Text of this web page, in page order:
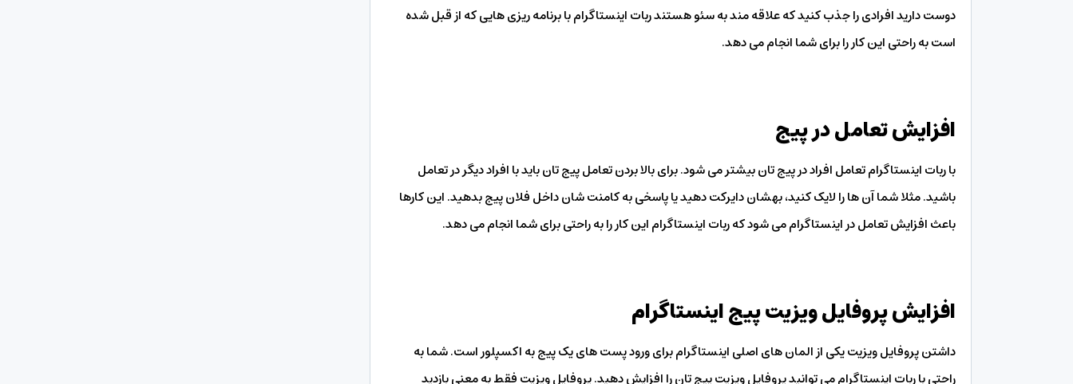
دوست دارید افرادی را جذب کنید که علاقه مند به سئو هستند ربات اینستاگرام با برنامه ریزی هایی که از قبل شده
است به راحتی این کار را برای شما انجام می دهد.
افزایش تعامل در پیج
با ربات اینستاگرام تعامل افراد در پیج تان بیشتر می شود. برای بالا بردن تعامل پیج تان باید با افراد دیگر در تعامل
باشید. مثلا شما آن ها را لایک کنید، بهشان دایرکت دهید یا پاسخی به کامنت شان داخل فلان پیج بدهید. این کارها
باعث افزایش تعامل در اینستاگرام می شود که ربات اینستاگرام این کار را به راحتی برای شما انجام می دهد.
افزایش پروفایل ویزیت پیج اینستاگرام
داشتن پروفایل ویزیت یکی از المان های اصلی اینستاگرام برای ورود پست های یک پیج به اکسپلور است. شما به
راحتی با ربات اینستاگرام می توانید پروفایل ویزیت پیج تان را افزایش دهید. پروفایل ویزیت فقط به معنی بازدید